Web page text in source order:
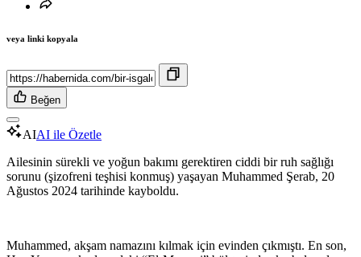
veya linki kopyala
Beğen
AIAI ile Özetle
Ailesinin sürekli ve yoğun bakımı gerektiren ciddi bir ruh sağlığı
sorunu (şizofreni teşhisi konmuş) yaşayan Muhammed Şerab, 20
Ağustos 2024 tarihinde kayboldu.
Muhammed, akşam namazını kılmak için evinden çıkmıştı. En son,